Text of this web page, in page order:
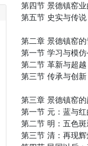
第四节 景德镇窑
第五节 史实与传说
第二章 景德镇窑
第一节 学习与模
第二节 革新与超越
第三节 传承与创新
第三章 景德镇窑
第一节 元：蓝与
第二节 明：五色
第三节 清：再现辉